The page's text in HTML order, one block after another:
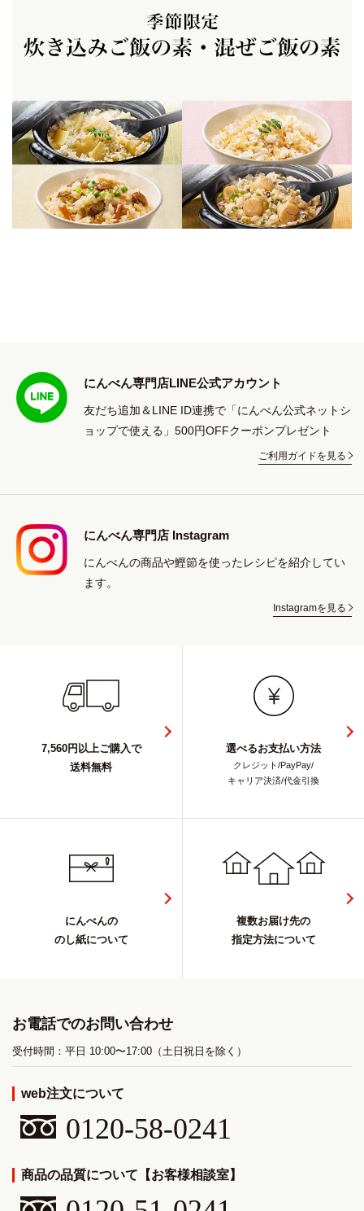
にんべん専門店LINE公式アカウント
友だち追加＆LINE ID連携で「にんべん公式ネットシ
ョップで使える」500円OFFクーポンプレゼント
ご利用ガイドを見る
にんべん専門店 Instagram
にんべんの商品や鰹節を使ったレシピを紹介してい
ます。
Instagramを見る
7,560円以上ご購入で
送料無料
選べるお支払い方法
クレジット/PayPay/
キャリア決済/代金引換
にんべんの
のし紙について
複数お届け先の
指定方法について
お電話でのお問い合わせ
受付時間：平日 10:00〜17:00（土日祝日を除く）
web注文について
0120-58-0241
商品の品質について【お客様相談室】